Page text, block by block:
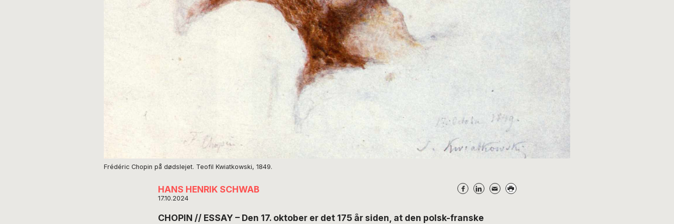
Frédéric Chopin på dødslejet. Teofil Kwiatkowski, 1849.
HANS HENRIK SCHWAB
17.10.2024
CHOPIN // ESSAY – Den 17. oktober er det 175 år siden, at den polsk-franske